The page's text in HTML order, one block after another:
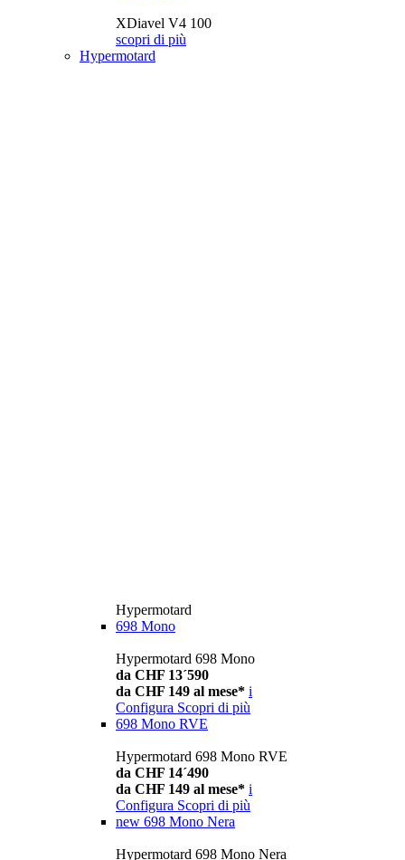
XDiavel V4 100
scopri di più
Hypermotard
Hypermotard
698 Mono
Hypermotard 698 Mono
da CHF 13´590
da CHF 149 al mese* i
Configura Scopri di più
698 Mono RVE
Hypermotard 698 Mono RVE
da CHF 14´490
da CHF 149 al mese* i
Configura Scopri di più
new 698 Mono Nera
Hypermotard 698 Mono Nera